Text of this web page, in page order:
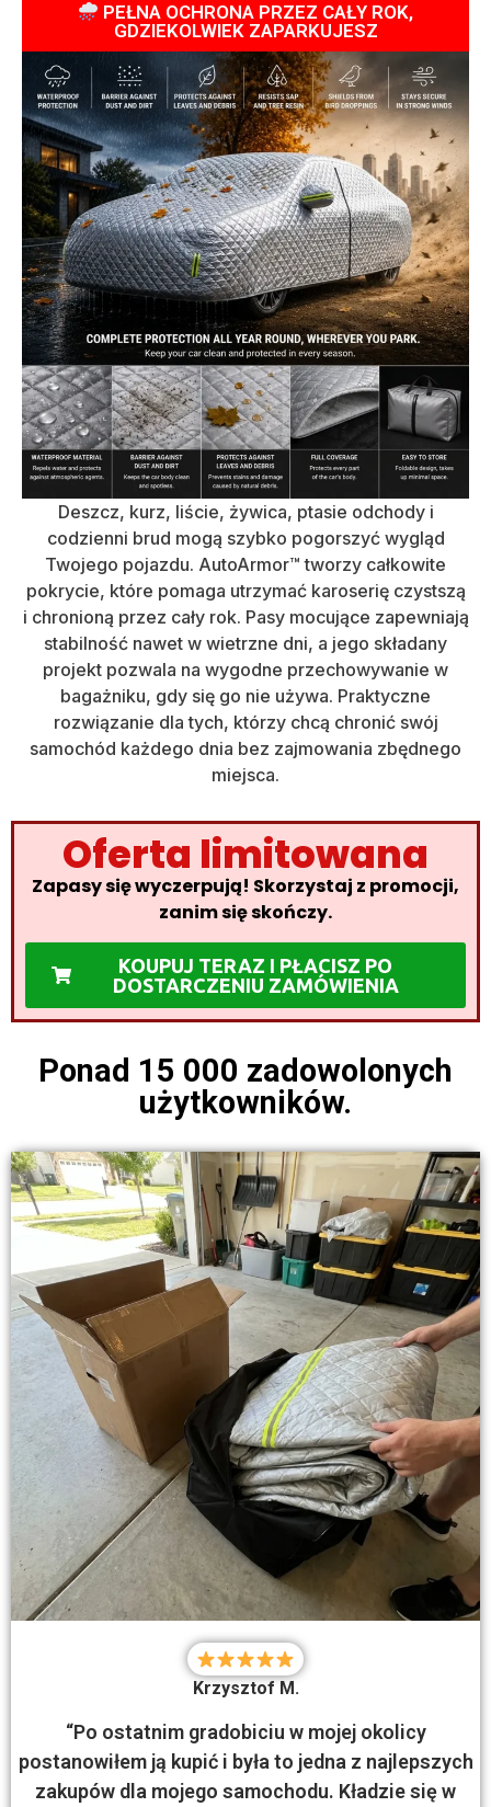
PEŁNA OCHRONA PRZEZ CAŁY ROK,
GDZIEKOLWIEK ZAPARKUJESZ
Deszcz, kurz, liście, żywica, ptasie odchody i
codzienni brud mogą szybko pogorszyć wygląd
Twojego pojazdu. AutoArmor™ tworzy całkowite
pokrycie, które pomaga utrzymać karoserię czystszą
i chronioną przez cały rok. Pasy mocujące zapewniają
stabilność nawet w wietrzne dni, a jego składany
projekt pozwala na wygodne przechowywanie w
bagażniku, gdy się go nie używa. Praktyczne
rozwiązanie dla tych, którzy chcą chronić swój
samochód każdego dnia bez zajmowania zbędnego
miejsca.
Oferta limitowana
Zapasy się wyczerpują! Skorzystaj z promocji,
zanim się skończy.
KOUPUJ TERAZ I PŁACISZ PO
DOSTARCZENIU ZAMÓWIENIA
Ponad 15 000 zadowolonych
użytkowników.
Krzysztof M.
“Po ostatnim gradobiciu w mojej okolicy
postanowiłem ją kupić i była to jedna z najlepszych
zakupów dla mojego samochodu. Kładzie się w